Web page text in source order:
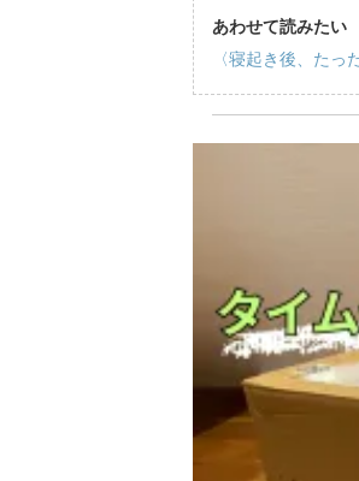
あわせて読みたい
〈寝起き後、た